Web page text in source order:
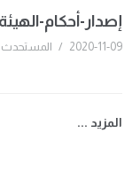
إصدار-أحكام-
2020-11-09
/ المستحدث
المزيد ...